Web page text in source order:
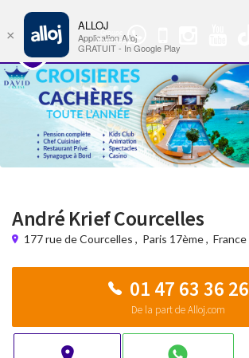
Groupe
WhatsApp
André Krief Courcelles
177 rue de Courcelles , Paris 17ème, France
01 47 63 36 26
De la part de Alloj.com
×
ALLOJ
Application Alloj
GRATUIT - In Google Play